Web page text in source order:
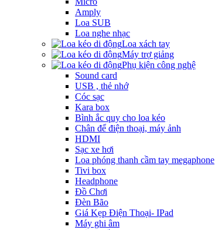
Amply
Loa SUB
Loa nghe nhạc
Loa xách tay
Máy trợ giảng
Phụ kiện công nghệ
Sound card
USB , thẻ nhớ
Cóc sạc
Kara box
Bình ắc quy cho loa kéo
Chân để điện thoại, máy ảnh
HDMI
Sạc xe hơi
Loa phóng thanh cầm tay megaphone
Tivi box
Headphone
Đồ Chơi
Đèn Bão
Giá Kẹp Điện Thoại- IPad
Máy ghi âm